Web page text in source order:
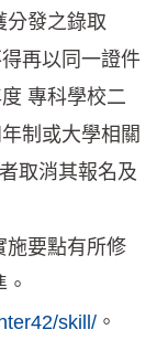
分發之錄取
再以同一證件
專科學校二
制或大學相關
取消其報名及
施要點有所修
skill/ 。